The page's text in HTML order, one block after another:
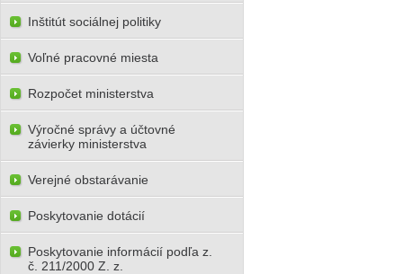
Inštitút sociálnej politiky
Voľné pracovné miesta
Rozpočet ministerstva
Výročné správy a účtovné
závierky ministerstva
Verejné obstarávanie
Poskytovanie dotácií
Poskytovanie informácií podľa z.
č. 211/2000 Z. z.